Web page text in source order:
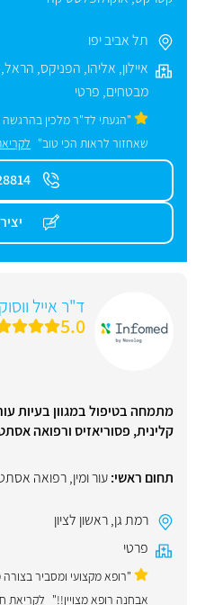
תל אביב יפו
איילון, אליהו, הפניקס, הראל,
מבטחים, פרטי
"הגעתי לד"ר מלכין בהרגשה
שאחזור לראות הכי טוב"
ד"ר אייל
5.0
מתמחה בטיפול במגוון בעיות
קלינית, פסוריאזיס ורפואה
תחום ראשי:עור ומין,רפואה
רמת גן,ראשון לציון
פרטי
"רופא מקצועי ומסביר
אבחנה רופא מצויין!!" לקריאת